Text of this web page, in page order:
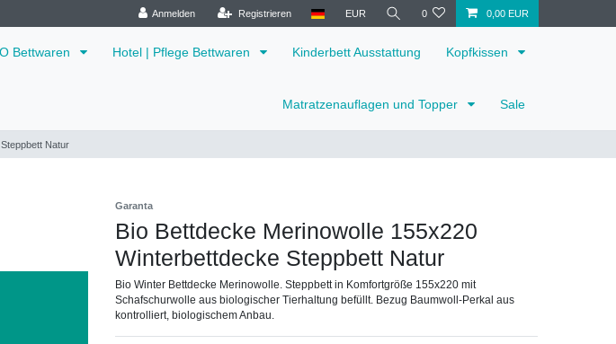
Anmelden Registrieren EUR 0 0,00 EUR
Bettwaren Hotel | Pflege Bettwaren Kinderbett Ausstattung Kopfkissen
Matratzenauflagen und Topper Sale
Natur
Garanta
Bio Bettdecke Merinowolle 155x220
Winterbettdecke Steppbett Natur
Bio Winter Bettdecke Merinowolle. Steppbett in Komfortgröße 155x220 mit
Schafschurwolle aus biologischer Tierhaltung befüllt. Bezug Baumwoll-Perkal aus
kontrolliert, biologischem Anbau.